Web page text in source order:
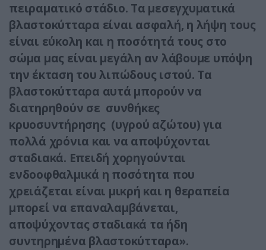
πειραματικό στάδιο. Τα μεσεγχυματικά
βλαστοκύτταρα είναι ασφαλή, η λήψη τους
είναι εύκολη και η ποσότητά τους στο
σώμα μας είναι μεγάλη αν λάβουμε υπόψη
την έκταση του λιπώδους ιστού. Τα
βλαστοκύτταρα αυτά μπορούν να
διατηρηθούν σε συνθήκες
κρυοσυντήρησης (υγρού αζώτου) για
πολλά χρόνια και να αποψύχονται
σταδιακά. Επειδή χορηγούνται
ενδοοφθαλμικά η ποσότητα που
χρειάζεται είναι μικρή και η θεραπεία
μπορεί να επαναλαμβάνεται,
αποψύχοντας σταδιακά τα ήδη
συντηρημένα βλαστοκύτταρα».